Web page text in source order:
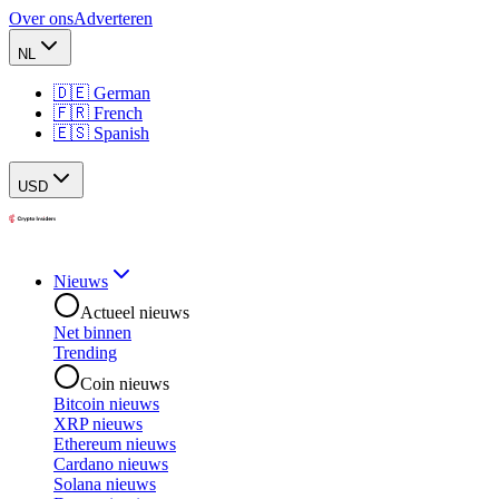
Over onsAdverteren
NL
🇩🇪 German
🇫🇷 French
🇪🇸 Spanish
USD
Nieuws
Actueel nieuws
Net binnen
Trending
Coin nieuws
Bitcoin nieuws
XRP nieuws
Ethereum nieuws
Cardano nieuws
Solana nieuws